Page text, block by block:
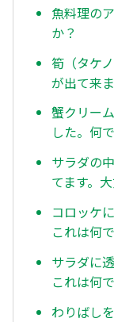
魚料理の
か？
筍（タケ
が出て来
蟹クリー
した。何
サラダの
てます。
コロッケ
これは何
サラダに
これは何
わりばし